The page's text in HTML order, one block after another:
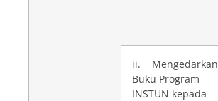
ii. Mengedarkan
Buku Program
INSTUN kepada